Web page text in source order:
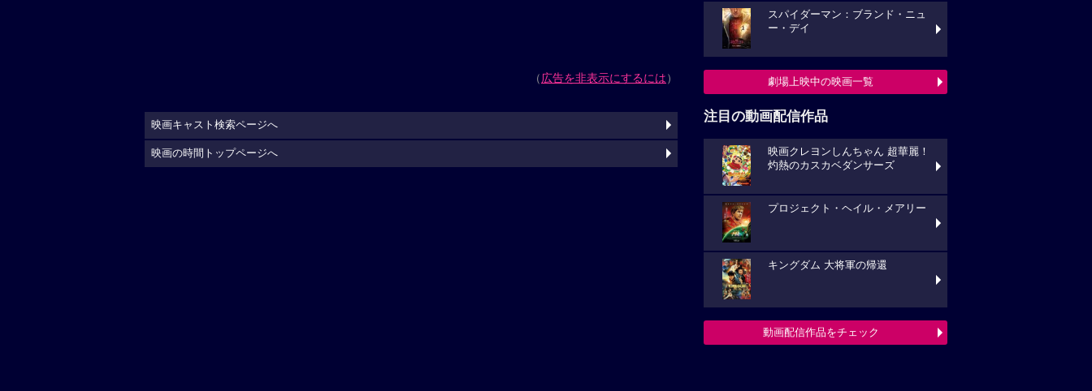
（広告を非表示にするには）
スパイダーマン：ブランド・ニュ
ー・デイ
劇場上映中の映画一覧
注目の動画配信作品
映画クレヨンしんちゃん 超華麗！
灼熱のカスカベダンサーズ
プロジェクト・ヘイル・メアリー
キングダム 大将軍の帰還
動画配信作品をチェック
映画キャスト検索ページへ
映画の時間トップページへ